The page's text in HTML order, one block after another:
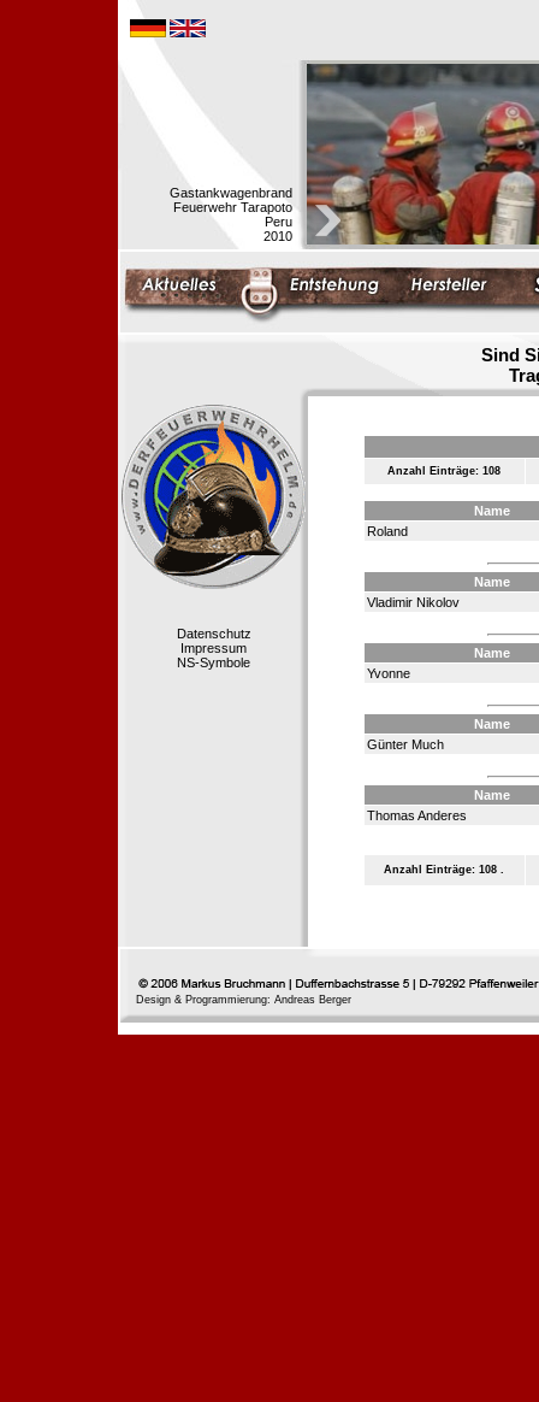
Gastankwagenbrand
Feuerwehr Tarapoto
Peru
2010
Sind
Datenschutz
Impressum
NS-Symbole
Anzahl Einträge: 108
Name
Roland
Name
Vladimir Nikolov
Name
Yvonne
Name
Günter Much
Name
Thomas Anderes
Anzahl Einträge: 108 .
Design & Programmierung: Andreas Berger